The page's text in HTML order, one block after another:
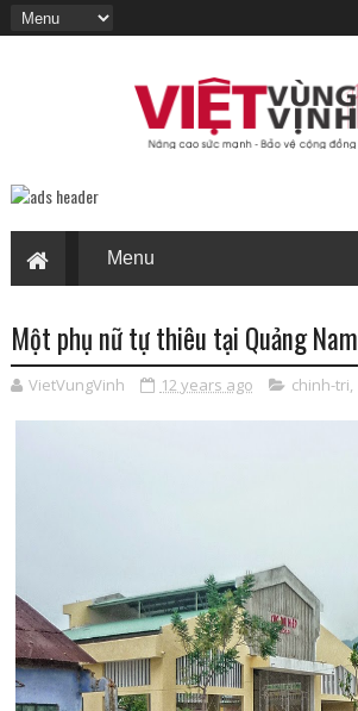
Một phụ nữ tự thiêu tại Quảng Nam
VietVungVinh 12 years ago chinh-tri,